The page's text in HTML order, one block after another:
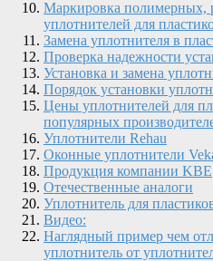
Маркировка полимерных,
уплотнителей для
Замена уплотнителя в
Проверка надежности
Установка и замена
Порядок установки
Цены уплотнителей для
популярных
Уплотнители Rehau
Оконные уплотнители
Продукция компании KBE
Отечественные аналоги
Уплотнитель для
Видео:
Наглядный пример чем
уплотнитель от